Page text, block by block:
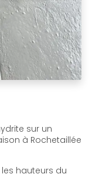
sur un
à Rochetaillée
hauteurs du